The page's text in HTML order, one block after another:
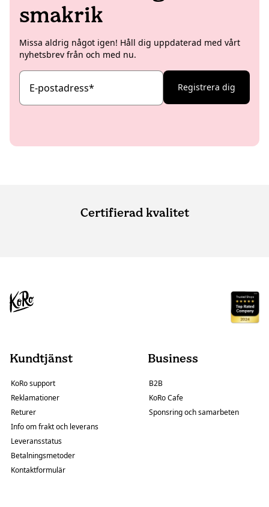
smakrik
Missa aldrig något igen! Håll dig uppdaterad med vårt
nyhetsbrev från och med nu.
E-postadress* Registrera dig
Certifierad kvalitet
Kundtjänst
KoRo support
Reklamationer
Returer
Info om frakt och leverans
Leveransstatus
Betalningsmetoder
Kontaktformulär
Business
B2B
KoRo Cafe
Sponsring och samarbeten